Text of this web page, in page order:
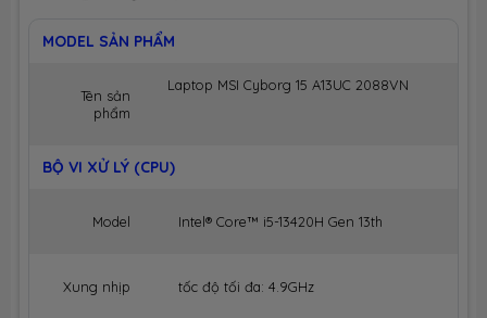
MODEL SẢN PHẨM
Tên sản
phẩm
Laptop MSI Cyborg 15 A13UC 2088VN
BỘ VI XỬ LÝ (CPU)
Model Intel® Core™ i5-13420H Gen 13th
Xung nhịp tốc độ tối đa: 4.9GHz